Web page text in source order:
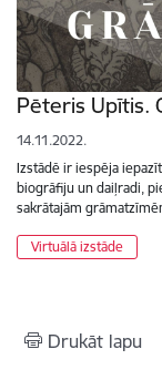
Pēteris Upītis.
14.11.2022.
Izstādē ir iespēja
biogrāfiju un daiļradi,
sakrātajām
Virtuālā izstāde
Drukāt lapu